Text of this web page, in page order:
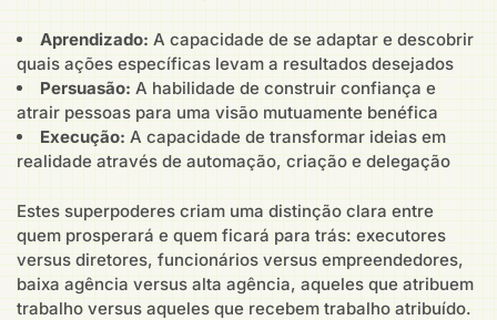
Aprendizado: A capacidade de se adaptar e descobrir
quais ações específicas levam a resultados desejados
Persuasão: A habilidade de construir confiança e
atrair pessoas para uma visão mutuamente benéfica
Execução: A capacidade de transformar ideias em
realidade através de automação, criação e delegação
Estes superpoderes criam uma distinção clara entre
quem prosperará e quem ficará para trás: executores
versus diretores, funcionários versus empreendedores,
baixa agência versus alta agência, aqueles que atribuem
trabalho versus aqueles que recebem trabalho atribuído.